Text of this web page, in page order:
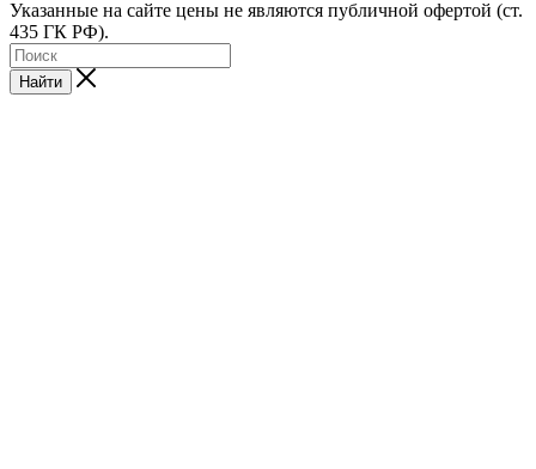
Указанные на сайте цены не являются публичной офертой (ст.
435 ГК РФ).
Найти